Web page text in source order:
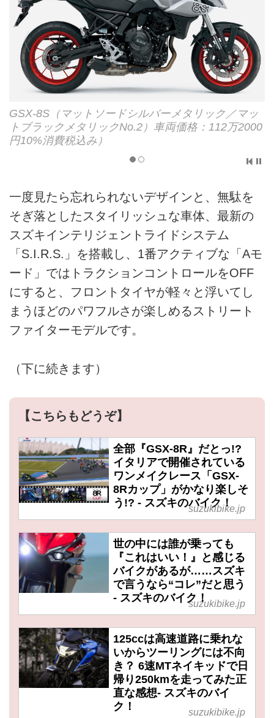
GSX-8S（マットソードシルバーメタリック／マッ
トブラックメタリックNo.2）車両価格：112万2000
円10%消費税込み）
一度見たら忘れられないデザインと、無駄を
そぎ落としたスタイリッシュな車体、最新の
スズキインテリジェントライドシステム
「S.I.R.S.」を搭載し、1番アクティブな「Aモ
ード」ではトラクションコントロールをOFF
にすると、フロントタイヤが軽々と浮いてし
まうほどのパワフルさが楽しめるストリート
ファイターモデルです。
（下に続きます）
【こちらもどうぞ】
全部『GSX-8R』だとっ!?
イタリアで開催されている
ワンメイクレース「GSX-
8Rカップ」がかなり楽しそ
う!? - スズキのバイク！
suzukibike.jp
世の中には誰が乗っても
『これはいい！』と感じる
バイクがあるが……スズキ
で言うなら“コレ”だと思う
- スズキのバイク！suzukibike.jp
125ccは高速道路に乗れな
いからツーリングには不向
き？ 6速MTネイキッドで日
帰り250kmを走ってみた正
直な感想- スズキのバイ
ク！
suzukibike.jp